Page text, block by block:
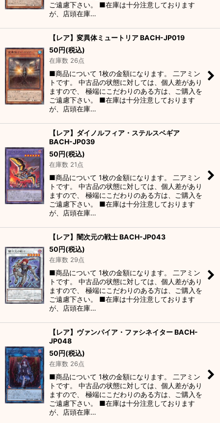
ご遠慮下さい。 ■在庫は十分注意しております
が、店頭在庫…
【レア】変異体ミュートリア BACH-JP019
50円(税込)
在庫数 26点
■商品について 1枚の金額になります。 二アミン
トです。 中古品の状態に対しては、個人差があり
ますので、 極端にこだわりのある方は、ご購入を
ご遠慮下さい。 ■在庫は十分注意しております
が、店頭在庫…
【レア】ダイノルフィア・ステルスベギア
BACH-JP039
50円(税込)
在庫数 21点
■商品について 1枚の金額になります。 二アミン
トです。 中古品の状態に対しては、個人差があり
ますので、 極端にこだわりのある方は、ご購入を
ご遠慮下さい。 ■在庫は十分注意しております
が、店頭在庫…
【レア】闇次元の戦士 BACH-JP043
50円(税込)
在庫数 29点
■商品について 1枚の金額になります。 二アミン
トです。 中古品の状態に対しては、個人差があり
ますので、 極端にこだわりのある方は、ご購入を
ご遠慮下さい。 ■在庫は十分注意しております
が、店頭在庫…
【レア】ヴァンパイア・ファシネイター BACH-
JP048
50円(税込)
在庫数 26点
■商品について 1枚の金額になります。 二アミン
トです。 中古品の状態に対しては、個人差があり
ますので、 極端にこだわりのある方は、ご購入を
ご遠慮下さい。 ■在庫は十分注意しております
が、店頭在庫…